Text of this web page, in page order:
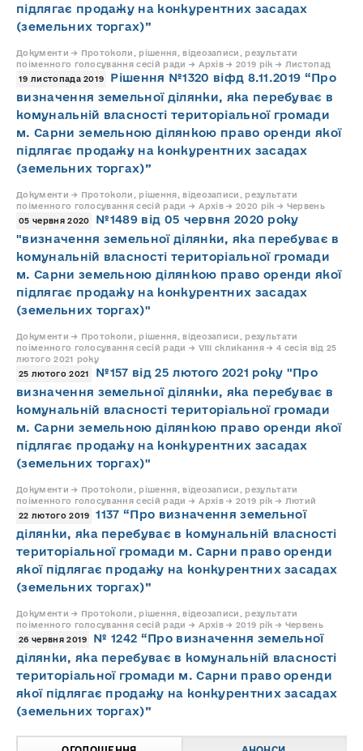
підлягає продажу на конкурентних засадах
(земельних торгах)”
Документи → Протоколи, рішення, відеозаписи, результати
поіменного голосування сесій ради → Архів → 2019 рік → Листопад
19 листопада 2019
Рішення №1320 віфд 8.11.2019 “Про
визначення земельної ділянки, яка перебуває в
комунальній власності територіальної громади
м. Сарни земельною ділянкою право оренди якої
підлягає продажу на конкурентних засадах
(земельних торгах)”
Документи → Протоколи, рішення, відеозаписи, результати
поіменного голосування сесій ради → Архів → 2020 рік → Червень
05 червня 2020
№1489 від 05 червня 2020 року
"визначення земельної ділянки, яка перебуває в
комунальній власності територіальної громади
м. Сарни земельною ділянкою право оренди якої
підлягає продажу на конкурентних засадах
(земельних торгах)"
Документи → Протоколи, рішення, відеозаписи, результати
поіменного голосування сесій ради → VIII скликання → 4 сесія від 25
лютого 2021 року
25 лютого 2021
№157 від 25 лютого 2021 року "Про
визначення земельної ділянки, яка перебуває в
комунальній власності територіальної громади
м. Сарни земельною ділянкою право оренди якої
підлягає продажу на конкурентних засадах
(земельних торгах)"
Документи → Протоколи, рішення, відеозаписи, результати
поіменного голосування сесій ради → Архів → 2019 рік → Лютий
22 лютого 2019
1137 “Про визначення земельної
ділянки, яка перебуває в комунальній власності
територіальної громади м. Сарни право оренди
якої підлягає продажу на конкурентних засадах
(земельних торгах)”
Документи → Протоколи, рішення, відеозаписи, результати
поіменного голосування сесій ради → Архів → 2019 рік → Червень
26 червня 2019
№ 1242 “Про визначення земельної
ділянки, яка перебуває в комунальній власності
територіальної громади м. Сарни право оренди
якої підлягає продажу на конкурентних засадах
(земельних торгах)”